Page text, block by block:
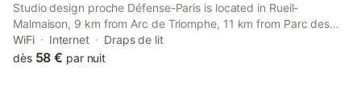
Studio design proche Défense-Paris is located in Rueil-
Malmaison, 9 km from Arc de Triomphe, 11 km from Parc des
Princes, and 11 km from Musée de l'Orangerie.
WiFi Internet
Draps de lit
dès 58 € par nuit